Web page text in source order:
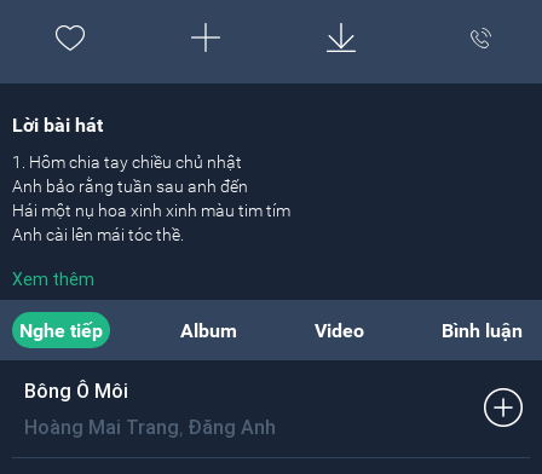
Lời bài hát
1. Hôm chia tay chiều chủ nhật
Anh bảo rằng tuần sau anh đến
Hái một nụ hoa xinh xinh màu tim tím
Anh cài lên mái tóc thề.
Rồi hẹn tuần sau
Anh sẽ đến thăm em
Bao đêm rồi không ngủ
Mong đến ngày được gặp anh.
Xem thêm
Nghe tiếp Album Video Bình luận
Bông Ô Môi
Hoàng Mai Trang, Đăng Anh